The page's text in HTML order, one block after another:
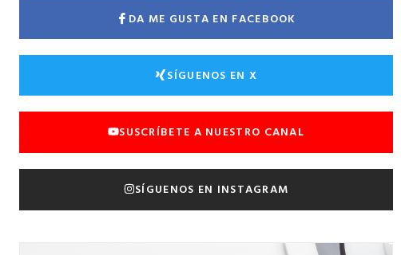
DA ME GUSTA EN FACEBOOK
SÍGUENOS EN X
SUSCRÍBETE A NUESTRO CANAL
SÍGUENOS EN INSTAGRAM